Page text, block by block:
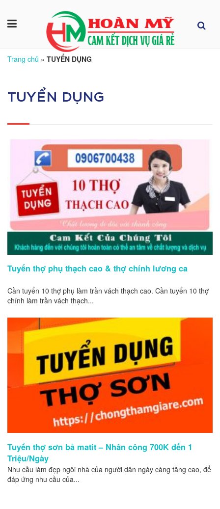
Trang chủ » TUYỂN DỤNG
TUYỂN DỤNG
Tuyển thợ phụ thạch cao & thợ chính lương ca
Cần tuyển 10 thợ phụ làm trần vách thạch cao. Cần tuyển 10 thợ
chính làm trần vách thạch...
Tuyển thợ sơn bả matit – Nhân công 700K đến 1
Triệu/Ngày
Nhu cầu làm đẹp ngôi nhà của người dân ngày càng tăng cao, để
đáp ứng nhu cầu của...